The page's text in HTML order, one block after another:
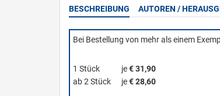
BESCHREIBUNG AUTOREN /
Bei Bestellung von mehr als einem
1 Stück je€ 31,90
ab 2 Stück
je€ 28,60